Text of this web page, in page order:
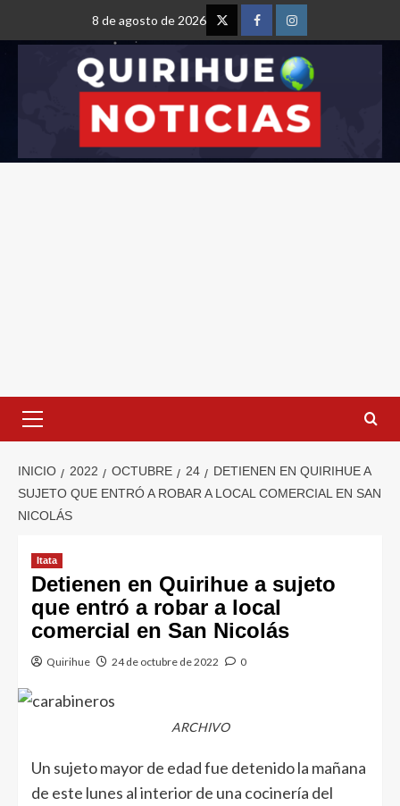
8 de agosto de 2026
INICIO 2022 OCTUBRE 24
DETIENEN EN QUIRIHUE A
SUJETO QUE ENTRÓ A ROBAR A LOCAL COMERCIAL EN SAN
NICOLÁS
Itata
Detienen en Quirihue a sujeto
que entró a robar a local
comercial en San Nicolás
Quirihue 24 de octubre de 2022 0
ARCHIVO
Un sujeto mayor de edad fue detenido la mañana
de este lunes al interior de una cocinería del